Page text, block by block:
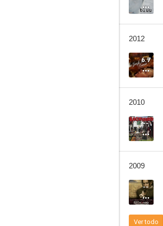
2012
6.7
2010
--
2009
--
Ver todo